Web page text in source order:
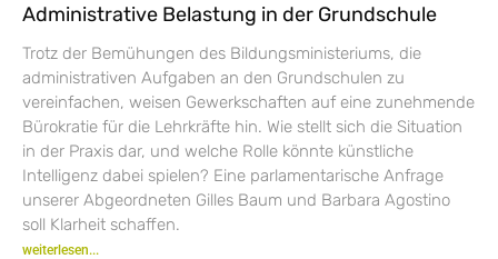
Administrative Belastung in der Grundschule
Trotz der Bemühungen des Bildungsministeriums, die
administrativen Aufgaben an den Grundschulen zu
vereinfachen, weisen Gewerkschaften auf eine zunehmende
Bürokratie für die Lehrkräfte hin. Wie stellt sich die Situation
in der Praxis dar, und welche Rolle könnte künstliche
Intelligenz dabei spielen? Eine parlamentarische Anfrage
unserer Abgeordneten Gilles Baum und Barbara Agostino
soll Klarheit schaffen.
weiterlesen...